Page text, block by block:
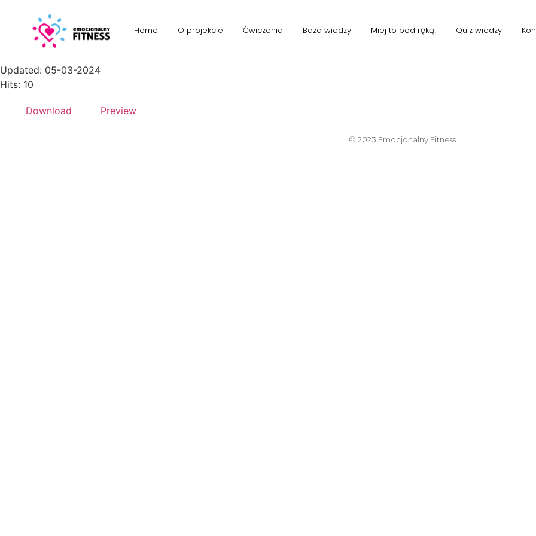
Home O projekcie Ćwiczenia Baza wiedzy Miej to pod ręką! Quiz wiedzy
Article-img_3-13122021-768x371
File size: 2.36 KB
Updated: 05-03-2024
Hits: 10
Download Preview
© 2023 Emocjonalny Fitness